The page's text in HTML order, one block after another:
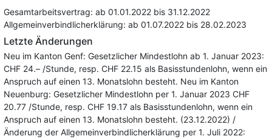
Gesamtarbeitsvertrag: ab 01.01.2022 bis 31.12.2022
Allgemeinverbindlicherklärung: ab 01.07.2022 bis 28.02.2023
Letzte Änderungen
Neu im Kanton Genf: Gesetzlicher Mindestlohn ab 1. Januar 2023:
CHF 24.– /Stunde, resp. CHF 22.15 als Basisstundenlohn, wenn ein
Anspruch auf einen 13. Monatslohn besteht. Neu im Kanton
Neuenburg: Gesetzlicher Mindestlohn per 1. Januar 2023 CHF
20.77 /Stunde, resp. CHF 19.17 als Basisstundenlohn, wenn ein
Anspruch auf einen 13. Monatslohn besteht. (23.12.2022) /
Änderung der Allgemeinverbindlicherklärung per 1. Juli 2022: